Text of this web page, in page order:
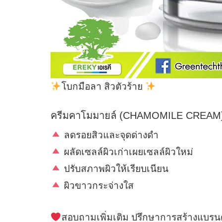
โบกมือลา สิวตัวร้าย
ครีมคาโมมายล์ (CHAMOMILE
ลดรอยสิวและจุดด่างดำ
ผลัดเซลล์ผิวเก่าเผยเซลล์ผิวใหม่
ปรับสภาพผิวให้เรียบเนียน
ผิวขาวกระจ่างใส
สอบถามเพิ่มเติม ปรึกษาการสร้างแบร